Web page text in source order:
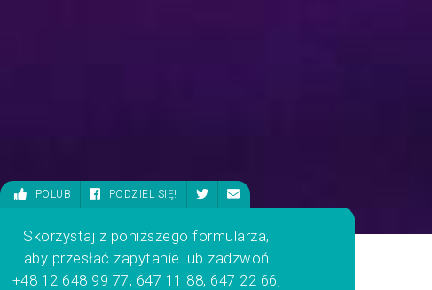
POLUB PODZIEL SIĘ!
Skorzystaj z poniższego formularza,
aby przesłać zapytanie lub zadzwoń
+48 12 648 99 77, 647 11 88, 647 22 66,